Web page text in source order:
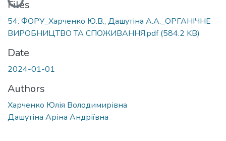
Files
54. ФОРУ_Харченко Ю.В., Дашутіна А.А._ОРГАНІЧНЕ
ВИРОБНИЦТВО ТА СПОЖИВАННЯ.pdf(584.2 KB)
Date
2024-01-01
Authors
Харченко Юлія Володимирівна
Дашутіна Аріна Андріївна